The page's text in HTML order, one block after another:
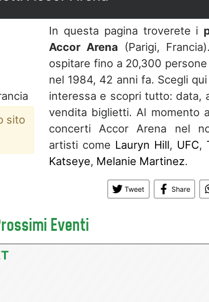
sito
In questa pagina troverete i
Accor Arena (Parigi,
ospitare fino a 20,300
nel 1984, 42 anni fa. Scegli
interessa e scopri tutto: data,
vendita biglietti. Al momento
concerti Accor Arena nel
artisti come Lauryn Hill, UFC,
Katseye, Melanie Martinez.
Tweet Share
Eventi